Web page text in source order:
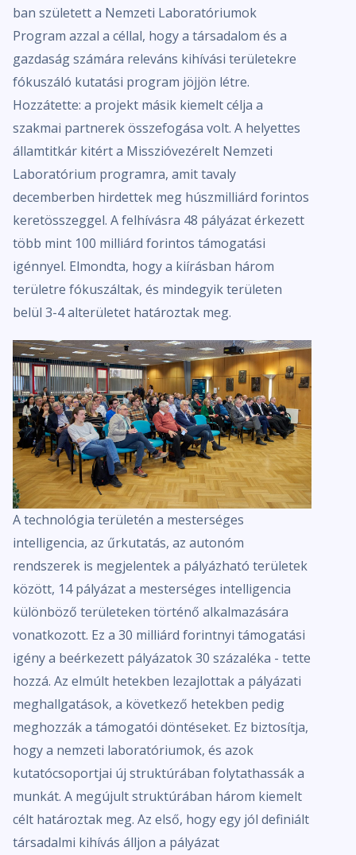
ban született a Nemzeti Laboratóriumok
Program azzal a céllal, hogy a társadalom és a
gazdaság számára releváns kihívási területekre
fókuszáló kutatási program jöjjön létre.
Hozzátette: a projekt másik kiemelt célja a
szakmai partnerek összefogása volt. A helyettes
államtitkár kitért a Misszióvezérelt Nemzeti
Laboratórium programra, amit tavaly
decemberben hirdettek meg húszmilliárd forintos
keretösszeggel. A felhívásra 48 pályázat érkezett
több mint 100 milliárd forintos támogatási
igénnyel. Elmondta, hogy a kiírásban három
területre fókuszáltak, és mindegyik területen
belül 3-4 alterületet határoztak meg.
A technológia területén a mesterséges
intelligencia, az űrkutatás, az autonóm
rendszerek is megjelentek a pályázható területek
között, 14 pályázat a mesterséges intelligencia
különböző területeken történő alkalmazására
vonatkozott. Ez a 30 milliárd forintnyi támogatási
igény a beérkezett pályázatok 30 százaléka - tette
hozzá. Az elmúlt hetekben lezajlottak a pályázati
meghallgatások, a következő hetekben pedig
meghozzák a támogatói döntéseket. Ez biztosítja,
hogy a nemzeti laboratóriumok, és azok
kutatócsoportjai új struktúrában folytathassák a
munkát. A megújult struktúrában három kiemelt
célt határoztak meg. Az első, hogy egy jól definiált
társadalmi kihívás álljon a pályázat